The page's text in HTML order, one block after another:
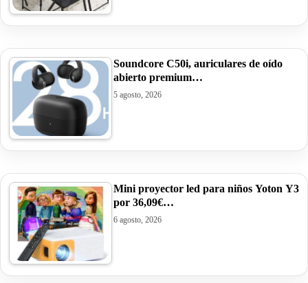
Soundcore C50i, auriculares de oído
abierto premium…
5 agosto, 2026
Mini proyector led para niños Yoton Y3
por 36,09€…
6 agosto, 2026